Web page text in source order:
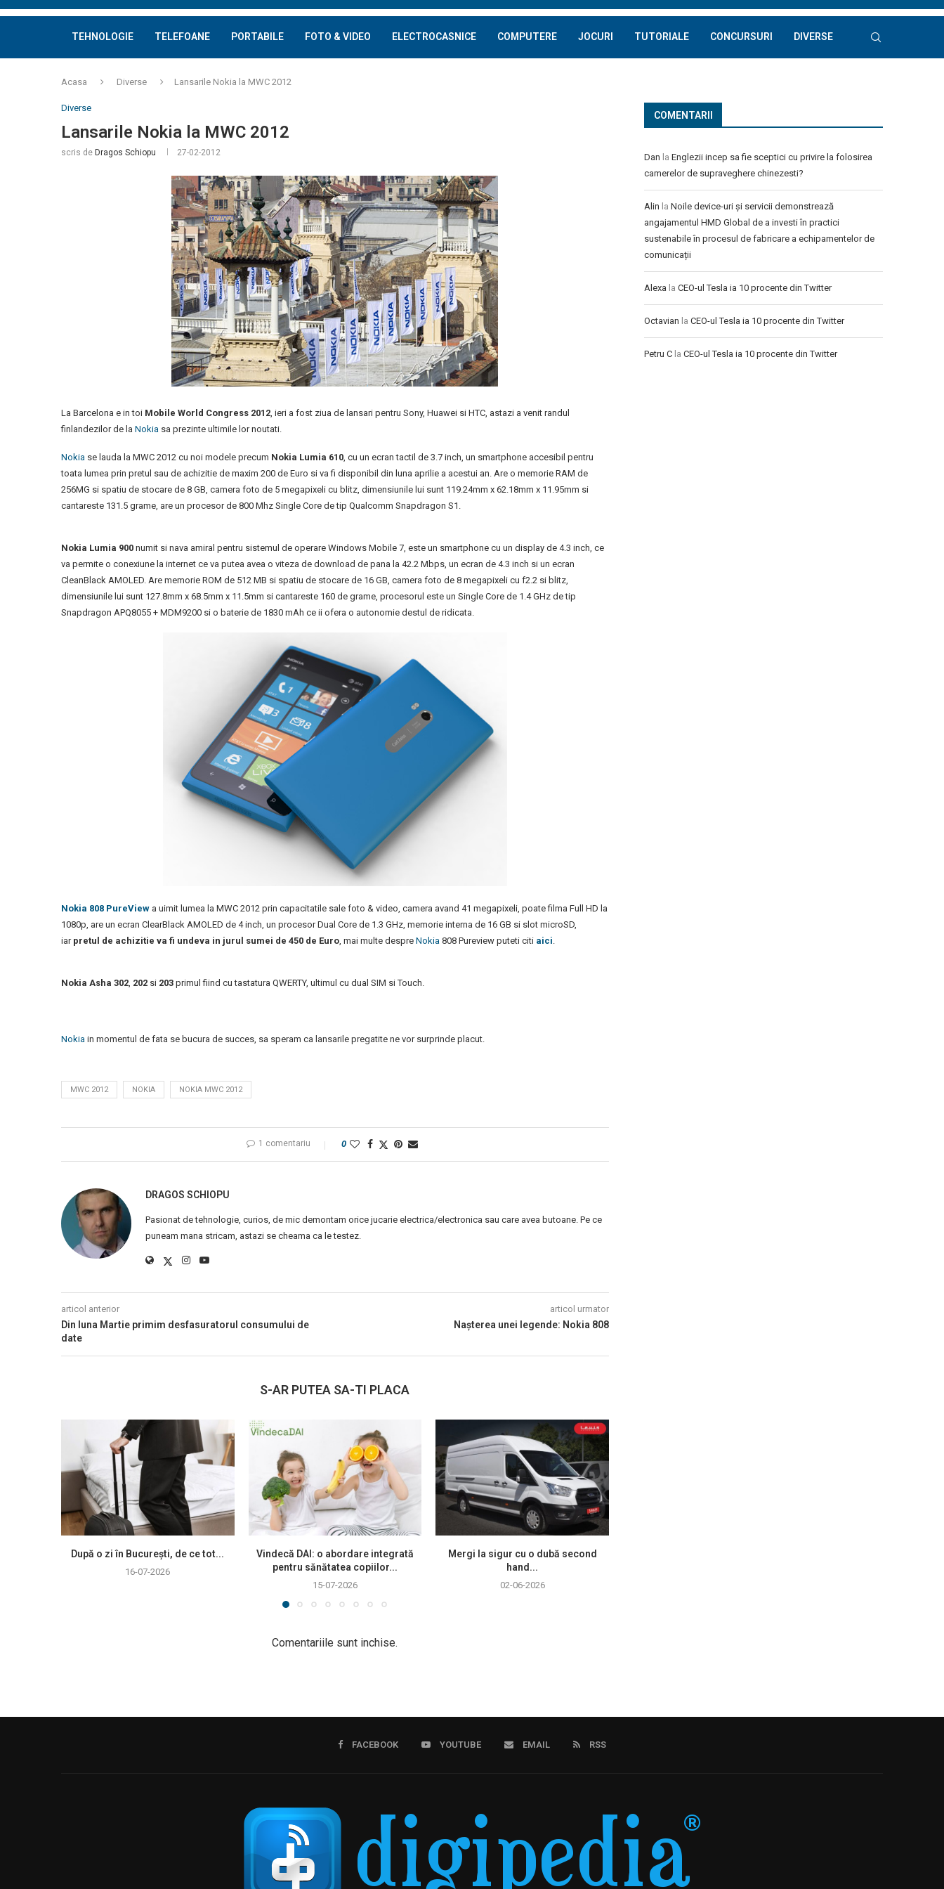
TEHNOLOGIE TELEFOANE PORTABILE FOTO & VIDEO ELECTROCASNICE COMPUTERE JOCURI TUTORIALE CONCURSURI DIVERSE
Acasa Diverse Lansarile Nokia la MWC 2012
Diverse
Lansarile Nokia la MWC 2012
scris de Dragos Schiopu 27-02-2012
La Barcelona e in toi Mobile World Congress 2012, ieri a fost ziua de lansari pentru Sony, Huawei si HTC, astazi a venit randul
finlandezilor de la Nokia sa prezinte ultimile lor noutati.
Nokia se lauda la MWC 2012 cu noi modele precum Nokia Lumia 610, cu un ecran tactil de 3.7 inch, un smartphone accesibil pentru
toata lumea prin pretul sau de achizitie de maxim 200 de Euro si va fi disponibil din luna aprilie a acestui an. Are o memorie RAM de
256MG si spatiu de stocare de 8 GB, camera foto de 5 megapixeli cu blitz, dimensiunile lui sunt 119.24mm x 62.18mm x 11.95mm si
cantareste 131.5 grame, are un procesor de 800 Mhz Single Core de tip Qualcomm Snapdragon S1.
Nokia Lumia 900 numit si nava amiral pentru sistemul de operare Windows Mobile 7, este un smartphone cu un display de 4.3 inch, ce
va permite o conexiune la internet ce va putea avea o viteza de download de pana la 42.2 Mbps, un ecran de 4.3 inch si un ecran
CleanBlack AMOLED. Are memorie ROM de 512 MB si spatiu de stocare de 16 GB, camera foto de 8 megapixeli cu f2.2 si blitz,
dimensiunile lui sunt 127.8mm x 68.5mm x 11.5mm si cantareste 160 de grame, procesorul este un Single Core de 1.4 GHz de tip
Snapdragon APQ8055 + MDM9200 si o baterie de 1830 mAh ce ii ofera o autonomie destul de ridicata.
Nokia 808 PureView a uimit lumea la MWC 2012 prin capacitatile sale foto & video, camera avand 41 megapixeli, poate filma Full HD la
1080p, are un ecran ClearBlack AMOLED de 4 inch, un procesor Dual Core de 1.3 GHz, memorie interna de 16 GB si slot microSD,
iar pretul de achizitie va fi undeva in jurul sumei de 450 de Euro, mai multe despre Nokia 808 Pureview puteti citi aici.
Nokia Asha 302, 202 si 203 primul fiind cu tastatura QWERTY, ultimul cu dual SIM si Touch.
Nokia in momentul de fata se bucura de succes, sa speram ca lansarile pregatite ne vor surprinde placut.
MWC 2012 NOKIA NOKIA MWC 2012
1 comentariu 0
DRAGOS SCHIOPU
Pasionat de tehnologie, curios, de mic demontam orice jucarie electrica/electronica sau care avea butoane. Pe ce
puneam mana stricam, astazi se cheama ca le testez.
articol anterior
Din luna Martie primim desfasuratorul consumului de
date
articol urmator
Nașterea unei legende: Nokia 808
S-AR PUTEA SA-TI PLACA
După o zi în București, de ce tot...
16-07-2026
Vindecă DAI: o abordare integrată
pentru sănătatea copiilor...
15-07-2026
Mergi la sigur cu o dubă second
hand...
02-06-2026
Comentariile sunt inchise.
COMENTARII
Dan la Englezii incep sa fie sceptici cu privire la folosirea
camerelor de supraveghere chinezesti?
Alin la Noile device-uri și servicii demonstrează
angajamentul HMD Global de a investi în practici
sustenabile în procesul de fabricare a echipamentelor de
comunicații
Alexa la CEO-ul Tesla ia 10 procente din Twitter
Octavian la CEO-ul Tesla ia 10 procente din Twitter
Petru C la CEO-ul Tesla ia 10 procente din Twitter
FACEBOOK YOUTUBE EMAIL RSS